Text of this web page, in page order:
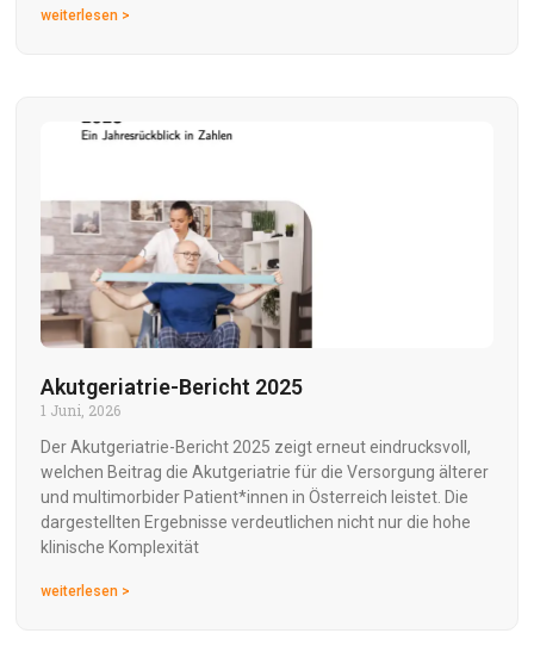
weiterlesen >
Akutgeriatrie-Bericht 2025
1 Juni, 2026
Der Akutgeriatrie-Bericht 2025 zeigt erneut eindrucksvoll,
welchen Beitrag die Akutgeriatrie für die Versorgung älterer
und multimorbider Patient*innen in Österreich leistet. Die
dargestellten Ergebnisse verdeutlichen nicht nur die hohe
klinische Komplexität
weiterlesen >